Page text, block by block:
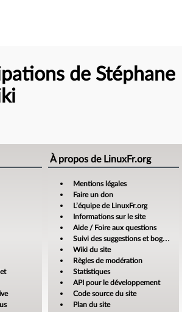
de Stéphane
À propos de LinuxFr.org
Mentions légales
Faire un don
L’équipe de LinuxFr.org
Informations sur le site
Aide / Foire aux questions
Suivi des suggestions et bogues
Wiki du site
Règles de modération
Statistiques
API pour le développement
Code source du site
Plan du site